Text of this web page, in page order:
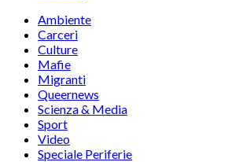
Ambiente
Carceri
Culture
Mafie
Migranti
Queernews
Scienza & Media
Sport
Video
Speciale Periferie